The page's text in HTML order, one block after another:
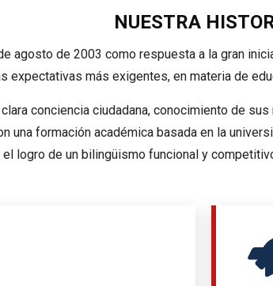
NUESTRA
agosto de 2003 como respuesta a la gran
más exigentes, en materia de
conciencia ciudadana, conocimiento de
una formación académica basada en la
logro de un bilingüismo funcional y